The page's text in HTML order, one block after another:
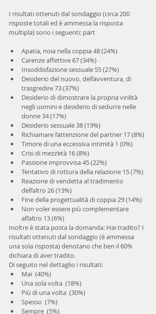
I risultati ottenuti dal sondaggio (circa 200
risposte totali ed è ammessa la risposta
multipla) sono i seguenti: part
Apatia, noia nella coppia 48 (24%)
Carenze affettive 67 (34%)
Insoddisfazione sessuale 55 (27%)
Desiderio del nuovo, dell’avventura, di
trasgredire 73 (37%)
Desiderio di dimostrare la propria virilità
negli uomini e desiderio di sedurre nelle
donne 34 (17%)
Desiderio sessuale 38 (19%)
Richiamare l’attenzione del partner 17 (8%)
Timore di una eccessiva intimità 1 (0%)
Crisi di mezz’età 16 (8%)
Passione improvvisa 45 (22%)
Tentativo di rottura della relazione 15 (7%)
Reazione di vendetta al tradimento
dell’altro 26 (13%)
Fine della progettualità di coppia 29 (14%)
Non voler essere più complementare
all’altro 13 (6%)
Inoltre è stata posta la domanda: Hai tradito? I
risultati ottenuti dal sondaggio (è ammessa
una sola risposta) denotano che ben il 60%
dichiara di aver tradito.
Di seguito nel dettaglio i risultati:
Mai  (40%)
Una sola volta  (18%)
Più di una volta  (30%)
Spesso  (7%)
Sempre  (5%)